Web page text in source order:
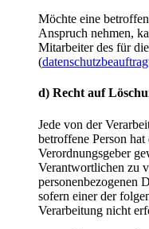
Möchte eine
Anspruch nehmen,
Mitarbeiter des für
(
d) Recht auf
Jede von der
betroffene Person
Verordnungsgeber
Verantwortlichen zu
personenbezogenen
sofern einer der
Verarbeitung nicht